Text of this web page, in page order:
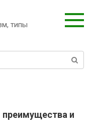
типы
преимущества и